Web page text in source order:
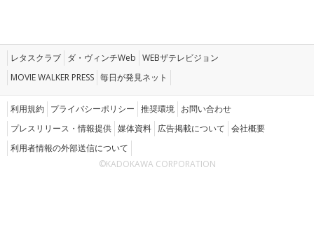
レタスクラブ ダ・ヴィンチWeb WEBザテレビジョン
MOVIE WALKER PRESS 毎日が発見ネット
利用規約 プライバシーポリシー 推奨環境 お問い合わせ
プレスリリース・情報提供 媒体資料 広告掲載について 会社概要
利用者情報の外部送信について
©KADOKAWA CORPORATION